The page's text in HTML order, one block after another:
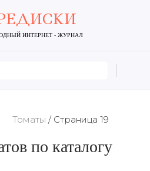
ИНТЕРНЕТ - ЖУРНАЛ
Томаты / Страница 19
по каталогу